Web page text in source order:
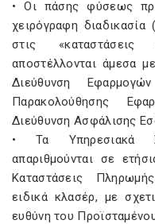
• Οι πάσης φύσεως
χειρόγραφη
στις
αποστέλλονται άμεσα
Διεύθυνση
Παρακολούθησης
Διεύθυνση Ασφάλισης
• Τα Υπηρεσιακά
απαριθμούνται σε
Καταστάσεις
ειδικά κλασέρ, με
ευθύνη του